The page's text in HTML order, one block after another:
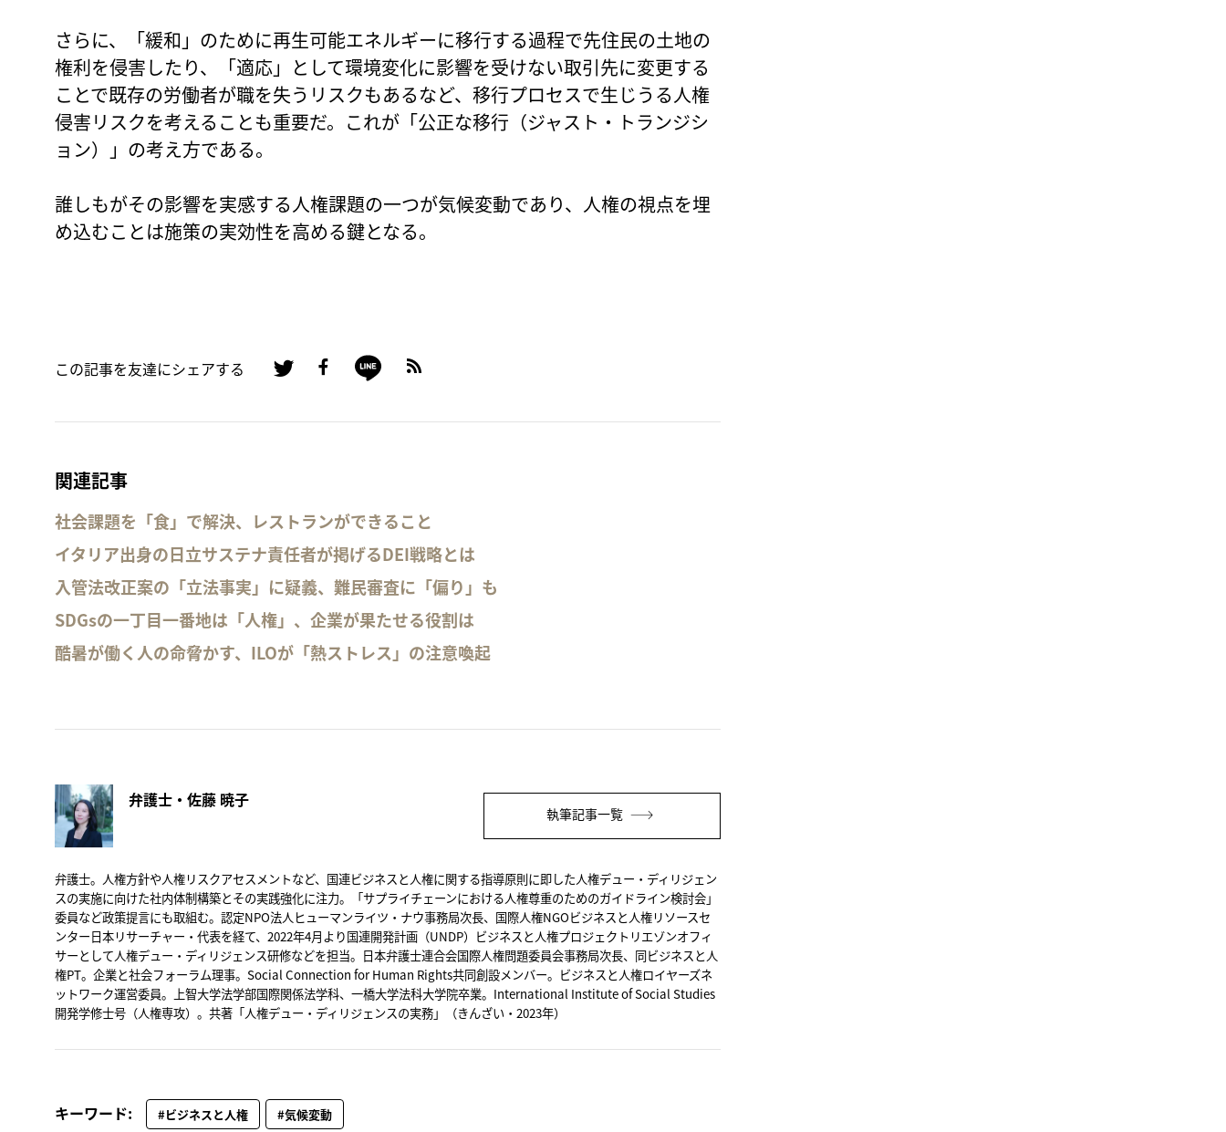
さらに、「緩和」のために再生可能エネルギーに移行する過程で先住民の土地の
権利を侵害したり、「適応」として環境変化に影響を受けない取引先に変更する
ことで既存の労働者が職を失うリスクもあるなど、移行プロセスで生じうる人権
侵害リスクを考えることも重要だ。これが「公正な移行（ジャスト・トランジシ
ョン）」の考え方である。
誰しもがその影響を実感する人権課題の一つが気候変動であり、人権の視点を埋
め込むことは施策の実効性を高める鍵となる。
この記事を友達にシェアする
関連記事
社会課題を「食」で解決、レストランができること
イタリア出身の日立サステナ責任者が掲げるDEI戦略とは
入管法改正案の「立法事実」に疑義、難民審査に「偏り」も
SDGsの一丁目一番地は「人権」、企業が果たせる役割は
酷暑が働く人の命脅かす、ILOが「熱ストレス」の注意喚起
弁護士・佐藤 暁子
執筆記事一覧
弁護士。人権方針や人権リスクアセスメントなど、国連ビジネスと人権に関する指導原則に即した人権デュー・ディリジェン
スの実施に向けた社内体制構築とその実践強化に注力。「サプライチェーンにおける人権尊重のためのガイドライン検討会」
委員など政策提言にも取組む。 認定NPO法人ヒューマンライツ・ナウ事務局次長、国際人権NGOビジネスと人権リソースセ
ンター日本リサーチャー・代表を経て、 2022年4月より国連開発計画（UNDP）ビジネスと人権プロジェクトリエゾンオフィ
サーとして人権デュー・ディリジェンス研修などを担当。 日本弁護士連合会国際人権問題委員会事務局次長、同ビジネスと人
権PT。企業と社会フォーラム理事。 Social Connection for Human Rights共同創設メンバー。ビジネスと人権ロイヤーズネ
ットワーク運営委員。
上智大学法学部国際関係法学科、一橋大学法科大学院卒業。 International Institute of Social Studies
開発学修士号（人権専攻）。共著「人権デュー・ディリジェンスの実務」（きんざい・ 2023年）
キーワード: #ビジネスと人権 #気候変動